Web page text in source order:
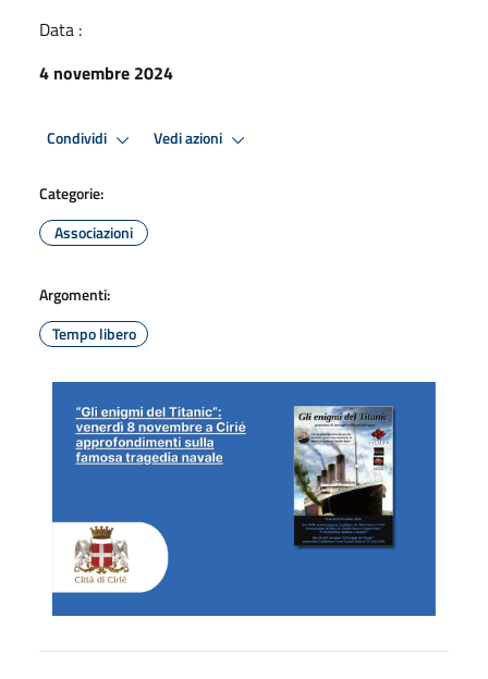
Data :
4 novembre 2024
Condividi Vedi azioni
Categorie:
Associazioni
Argomenti:
Tempo libero